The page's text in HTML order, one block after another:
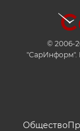
© 2006-
"СарИнформ".
Общество